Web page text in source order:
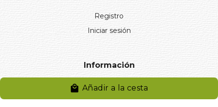
Añadir a la cesta
Registro
Iniciar sesión
Información
Aviso legal